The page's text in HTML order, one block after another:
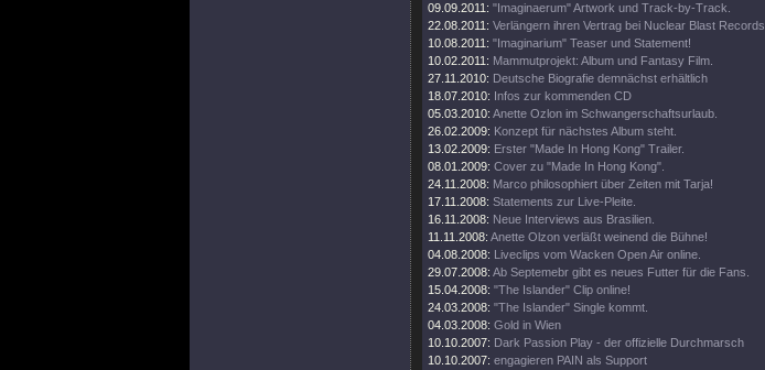
09.09.2011: "Imaginaerum" Artwork und Track-by-Track.
22.08.2011: Verlängern ihren Vertrag bei Nuclear Blast Records
10.08.2011: "Imaginarium" Teaser und Statement!
10.02.2011: Mammutprojekt: Album und Fantasy Film.
27.11.2010: Deutsche Biografie demnächst erhältlich
18.07.2010: Infos zur kommenden CD
05.03.2010: Anette Ozlon im Schwangerschaftsurlaub.
26.02.2009: Konzept für nächstes Album steht.
13.02.2009: Erster "Made In Hong Kong" Trailer.
08.01.2009: Cover zu "Made In Hong Kong".
24.11.2008: Marco philosophiert über Zeiten mit Tarja!
17.11.2008: Statements zur Live-Pleite.
16.11.2008: Neue Interviews aus Brasilien.
11.11.2008: Anette Olzon verläßt weinend die Bühne!
04.08.2008: Liveclips vom Wacken Open Air online.
29.07.2008: Ab Septemebr gibt es neues Futter für die Fans.
15.04.2008: "The Islander" Clip online!
24.03.2008: "The Islander" Single kommt.
04.03.2008: Gold in Wien
10.10.2007: Dark Passion Play - der offizielle Durchmarsch
10.10.2007: engagieren PAIN als Support